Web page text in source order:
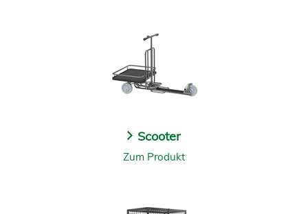
Scooter
Zum Produkt